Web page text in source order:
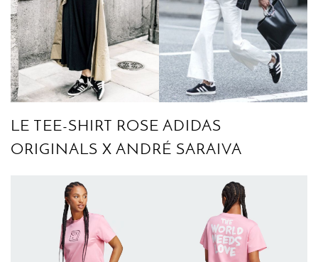
LE TEE-SHIRT ROSE ADIDAS
ORIGINALS X ANDRÉ SARAIVA